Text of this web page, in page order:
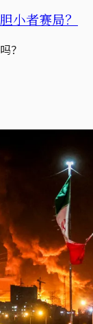
小者赛局？
？